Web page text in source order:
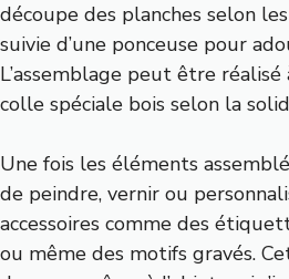
découpe des planches selon
suivie d’une ponceuse pour
L’assemblage peut être réalisé
colle spéciale bois selon la
Une fois les éléments
de peindre, vernir ou
accessoires comme des
ou même des motifs gravés.